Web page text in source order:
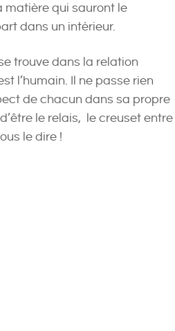
matière qui sauront le
dans un intérieur.
trouve dans la relation
l’humain. Il ne passe rien
de chacun dans sa propre
le relais, le creuset entre
le dire !